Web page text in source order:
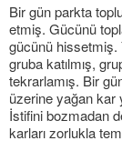
Bir gün parkta
etmiş. Gücünü
gücünü hissetmiş.
gruba katılmış,
tekrarlamış. Bir
üzerine yağan kar
İstifini bozmadan
karları zorlukla